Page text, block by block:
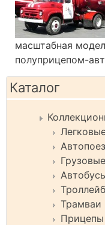
масштабная
полуприцепом-
Каталог
Трамваи